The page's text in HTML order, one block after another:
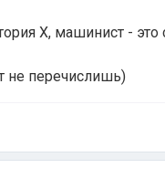
Х, машинист - это
не перечислишь)